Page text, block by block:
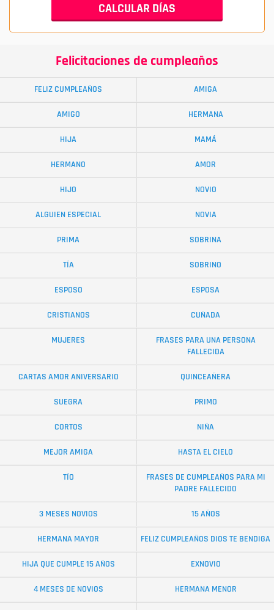
Felicitaciones de cumpleaños
FELIZ CUMPLEAÑOS AMIGA
AMIGO HERMANA
HIJA MAMÁ
HERMANO AMOR
HIJO NOVIO
ALGUIEN ESPECIAL NOVIA
PRIMA SOBRINA
TÍA SOBRINO
ESPOSO ESPOSA
CRISTIANOS CUÑADA
MUJERES
FRASES PARA UNA PERSONA
FALLECIDA
CARTAS AMOR ANIVERSARIO QUINCEAÑERA
SUEGRA PRIMO
CORTOS NIÑA
MEJOR AMIGA HASTA EL CIELO
TÍO
FRASES DE CUMPLEAÑOS PARA MI
PADRE FALLECIDO
3 MESES NOVIOS 15 AÑOS
HERMANA MAYOR FELIZ CUMPLEAÑOS DIOS TE BENDIGA
HIJA QUE CUMPLE 15 AÑOS EXNOVIO
4 MESES DE NOVIOS HERMANA MENOR